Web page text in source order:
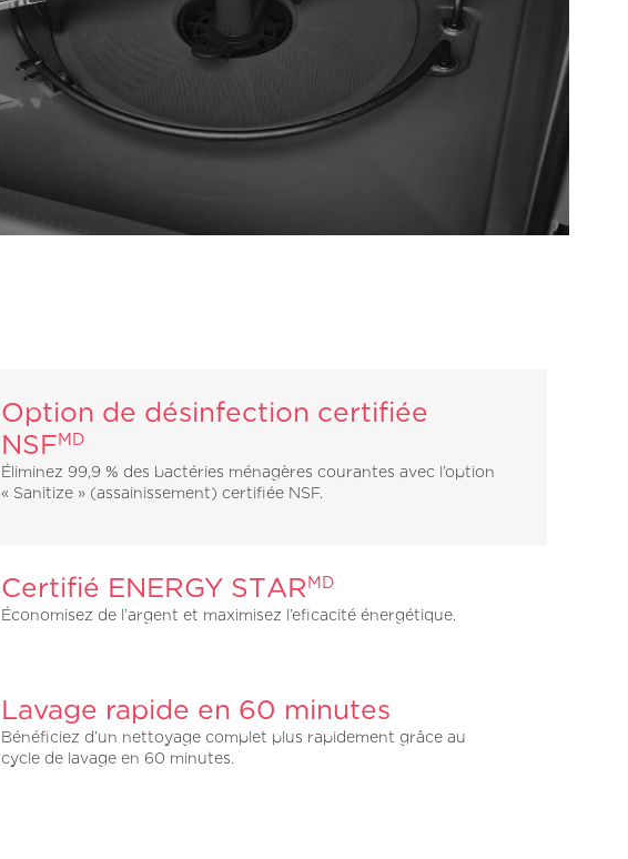
Option de désinfection certifiée
NSF MD
Éliminez 99,9 % des bactéries ménagères courantes avec l’option
« Sanitize » (assainissement) certifiée NSF.
Certifié ENERGY STAR MD
Économisez de l’argent et maximisez l’eficacité énergétique.
Lavage rapide en 60 minutes
Bénéficiez d’un nettoyage complet plus rapidement grâce au
cycle de lavage en 60 minutes.